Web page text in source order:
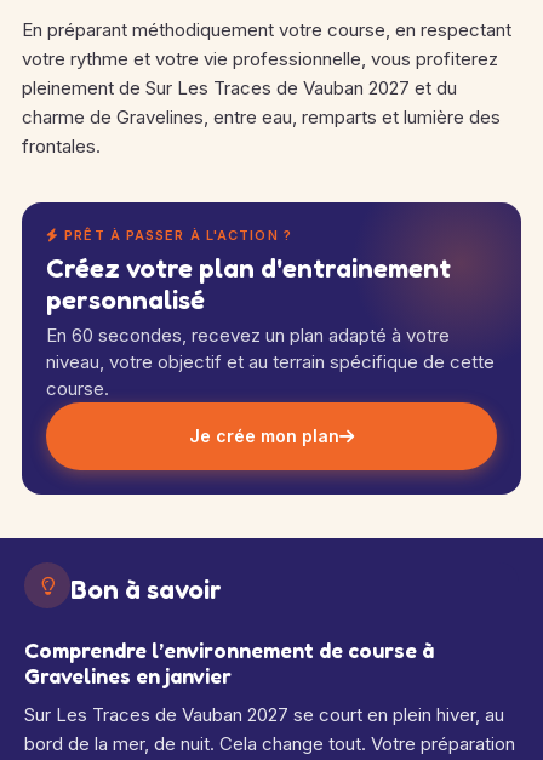
En préparant méthodiquement votre course, en respectant
votre rythme et votre vie professionnelle, vous profiterez
pleinement de Sur Les Traces de Vauban 2027 et du
charme de Gravelines, entre eau, remparts et lumière des
frontales.
PRÊT À PASSER À L'ACTION ?
Créez votre plan d'entrainement
personnalisé
En 60 secondes, recevez un plan adapté à votre
niveau, votre objectif et au terrain spécifique de cette
course.
Je crée mon plan
Bon à savoir
Comprendre l’environnement de course à
Gravelines en janvier
Sur Les Traces de Vauban 2027 se court en plein hiver, au
bord de la mer, de nuit. Cela change tout. Votre préparation